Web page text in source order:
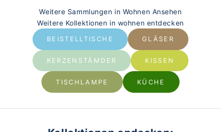
Weitere Sammlungen in Wohnen Ansehen
Weitere Kollektionen in wohnen entdecken
BEISTELLTISCHE GLÄSER
KERZENSTÄMDER KISSEN
TISCHLAMPE KÜCHE